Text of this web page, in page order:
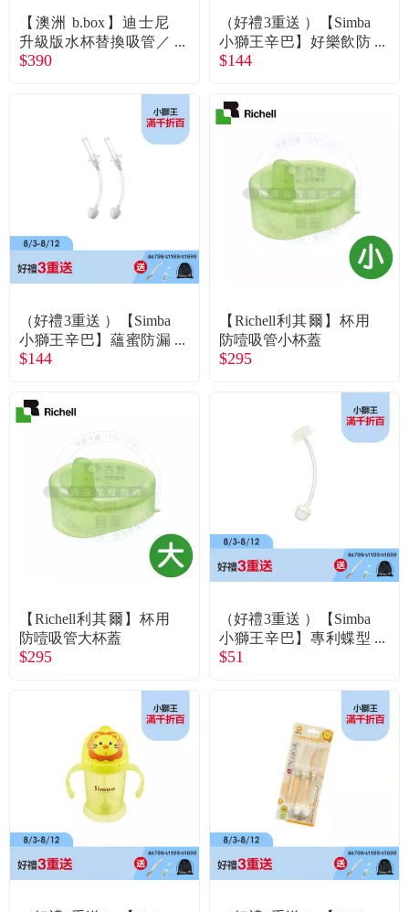
【澳洲 b.box】迪士尼
升級版水杯替換吸管／
巴斯
$390
（好禮3重送 ）【Simba
小獅王辛巴】好樂飲防
漏滑蓋替換吸管組2入
$144
（好禮3重送 ）【Simba
小獅王辛巴】蘊蜜防漏
滑蓋吸管組270ml2入
$144
【Richell利其爾】杯用
防噎吸管小杯蓋
$295
【Richell利其爾】杯用
防噎吸管大杯蓋
$295
（好禮3重送 ）【Simba
小獅王辛巴】專利蝶型
寬口自動吸管組
$51